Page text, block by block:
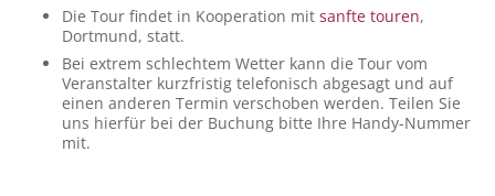
Die Tour findet in Kooperation mit sanfte touren,
Dortmund, statt.
Bei extrem schlechtem Wetter kann die Tour vom
Veranstalter kurzfristig telefonisch abgesagt und auf
einen anderen Termin verschoben werden. Teilen Sie
uns hierfür bei der Buchung bitte Ihre Handy-Nummer
mit.